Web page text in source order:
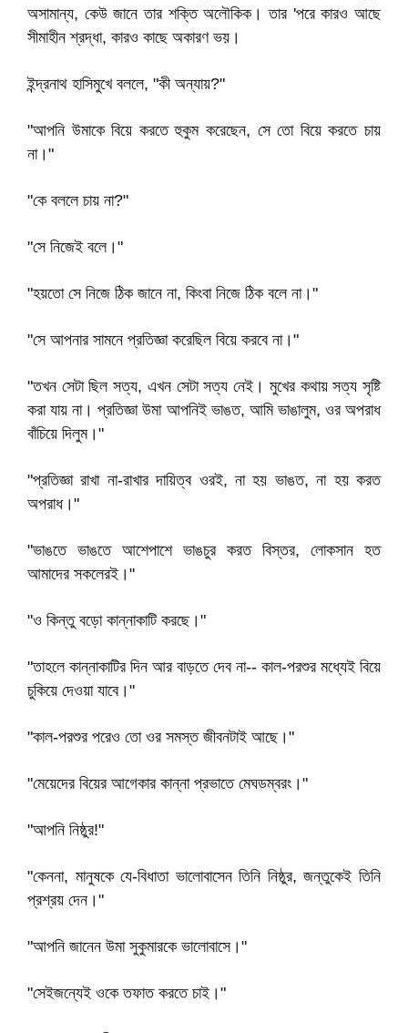
অসামান্য, কেউ জানে তার শক্তি অলৌকিক। তার 'পরে কারও আছে
সীমাহীন শ্রদ্ধা, কারও কাছে অকারণ ভয়।
ইন্দ্রনাথ হাসিমুখে বললে, "কী অন্যায়?"
"আপনি উমাকে বিয়ে করতে হুকুম করেছেন, সে তো বিয়ে করতে চায়
না।"
"কে বললে চায় না?"
"সে নিজেই বলে।"
"হয়তো সে নিজে ঠিক জানে না, কিংবা নিজে ঠিক বলে না।"
"সে আপনার সামনে প্রতিজ্ঞা করেছিল বিয়ে করবে না।"
"তখন সেটা ছিল সত্য, এখন সেটা সত্য নেই। মুখের কথায় সত্য সৃষ্টি
করা যায় না। প্রতিজ্ঞা উমা আপনিই ভাঙত, আমি ভাঙালুম, ওর অপরাধ
বাঁচিয়ে দিলুম।"
"প্রতিজ্ঞা রাখা না-রাখার দায়িত্ব ওরই, না হয় ভাঙত, না হয় করত
অপরাধ।"
"ভাঙতে ভাঙতে আশেপাশে ভাঙচুর করত বিস্তর, লোকসান হত
আমাদের সকলেরই।"
"ও কিন্তু বড়ো কান্নাকাটি করছে।"
"তাহলে কান্নাকাটির দিন আর বাড়তে দেব না-- কাল-পরশুর মধ্যেই বিয়ে
চুকিয়ে দেওয়া যাবে।"
"কাল-পরশুর পরেও তো ওর সমস্ত জীবনটাই আছে।"
"মেয়েদের বিয়ের আগেকার কান্না প্রভাতে মেঘডম্বরং।"
"আপনি নিষ্ঠুর!"
"কেননা, মানুষকে যে-বিধাতা ভালোবাসেন তিনি নিষ্ঠুর, জন্তুকেই তিনি
প্রশ্রয় দেন।"
"আপনি জানেন উমা সুকুমারকে ভালোবাসে।"
"সেইজন্যেই ওকে তফাত করতে চাই।"